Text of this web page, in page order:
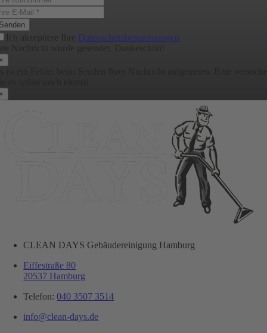
Datenschutzbestimmungen
CLEAN DAYS Gebäudereinigung Hamburg
Eiffestraße 80
20537 Hamburg
Telefon:040 3507 3514
info@clean-days.de